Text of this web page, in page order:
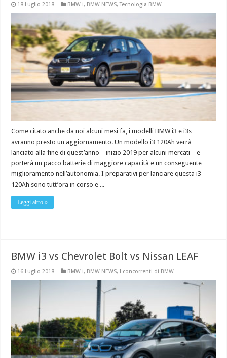
18 Luglio 2018 BMW i, BMW NEWS,Tecnologia BMW
Come citato anche da noi alcuni mesi fa, i modelli BMW i3 e i3s
avranno presto un aggiornamento. Un modello i3 120Ah verrà
lanciato alla fine di quest’anno – inizio 2019 per alcuni mercati – e
porterà un pacco batterie di maggiore capacità e un conseguente
miglioramento nell’autonomia. I preparativi per lanciare questa i3
120Ah sono tutt’ora in corso e ...
Leggi altro »
BMW i3 vs Chevrolet Bolt vs Nissan LEAF
16 Luglio 2018 BMW i, BMW NEWS,I concorrenti di BMW